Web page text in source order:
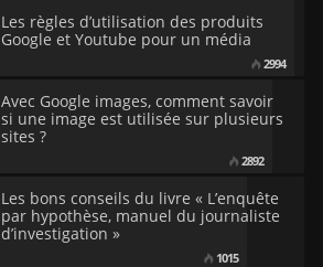
Les règles d’utilisation des produits
Google et Youtube pour un média
2994
Avec Google images, comment savoir
si une image est utilisée sur plusieurs
sites ?
2892
Les bons conseils du livre « L’enquête
par hypothèse, manuel du journaliste
d’investigation »
1015